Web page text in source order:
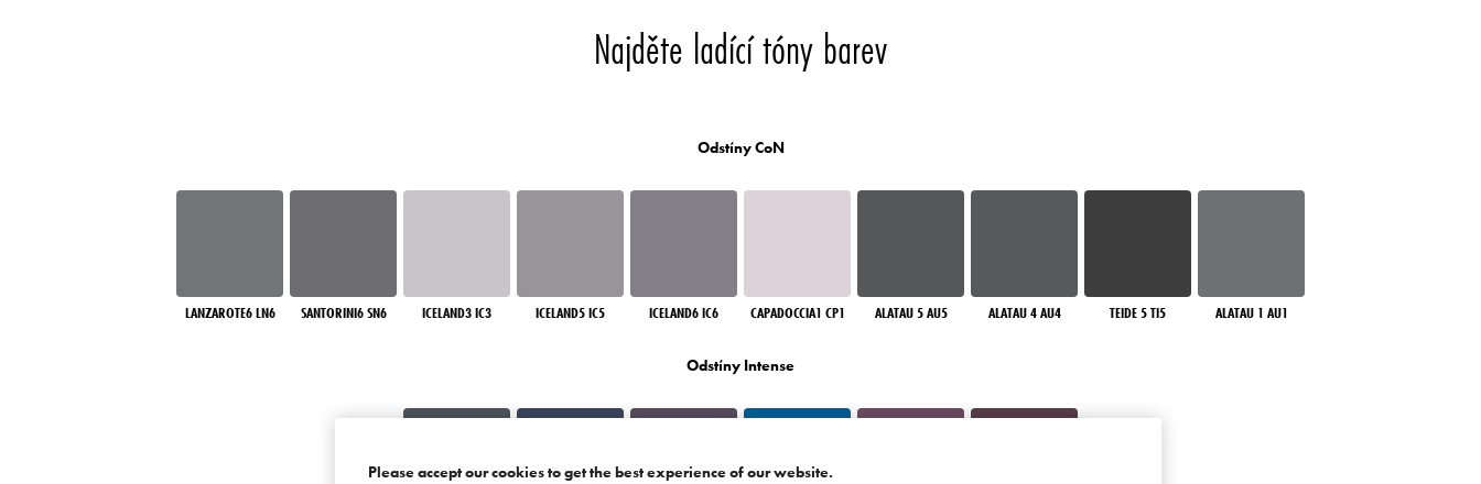
Najděte ladící tóny barev
Odstíny CoN
LANZAROTE6 LN6 SANTORINI6 SN6 ICELAND3 IC3 ICELAND5 IC5 ICELAND6 IC6 CAPADOCCIA1 CP1 ALATAU 5 AU5 ALATAU 4 AU4 TEIDE 5 TI5 ALATAU 1 AU1
Odstíny Intense
Please accept our cookies to get the best experience of our website.